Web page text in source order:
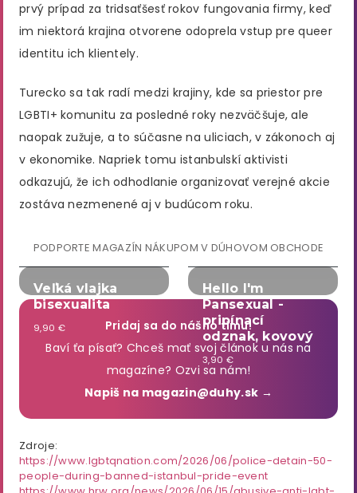
prvý prípad za tridsaťšesť rokov fungovania firmy, keď
im niektorá krajina otvorene odoprela vstup pre queer
identitu ich klientely.
Turecko sa tak radí medzi krajiny, kde sa priestor pre
LGBTI+ komunitu za posledné roky nezväčšuje, ale
naopak zužuje, a to súčasne na uliciach, v zákonoch aj
v ekonomike. Napriek tomu istanbulskí aktivisti
odkazujú, že ich odhodlanie organizovať verejné akcie
zostáva nezmenené aj v budúcom roku.
PODPORTE MAGAZÍN NÁKUPOM V DÚHOVOM OBCHODE
Veľká vlajka
bisexualita
9,90 €
Hello I'm
Pansexual -
pripínací
odznak, kovový
3,90 €
Pridaj sa do nášho tímu!
Baví ťa písať? Chceš mať svoj článok u nás na
magazíne? Ozvi sa nám!
Napiš na magazin@duhy.sk →
Zdroje:
https://www.lgbtqnation.com/2026/06/police-detain-50-
people-during-banned-istanbul-pride-event